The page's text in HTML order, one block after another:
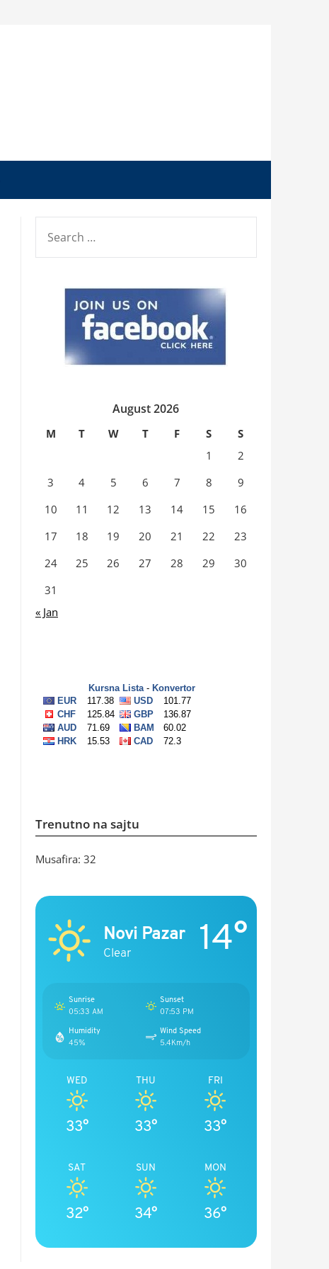
FOR:
August 2026
M T W T F S
S
1
2
3
4 5 6 7 8
9
10
11 12 13 14 15
16
17
18 19 20 21 22
23
24
25 26 27 28 29
30
31
« Jan
Trenutno na sajtu
Musafira: 32
Novi Pazar
Clear 14°
Sunrise
05:33 AM
Sunset
07:53 PM
Humidity
45%
Wind Speed
5.4Km/h
WED
33°
THU
33°
FRI
33°
SAT
32°
SUN
34°
MON
36°